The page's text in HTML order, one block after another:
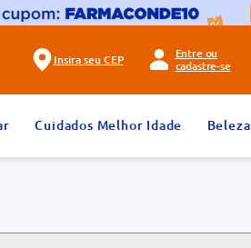
Insira seu CEP
Entre ou
cadastre-se
Cuidados Melhor Idade Beleza